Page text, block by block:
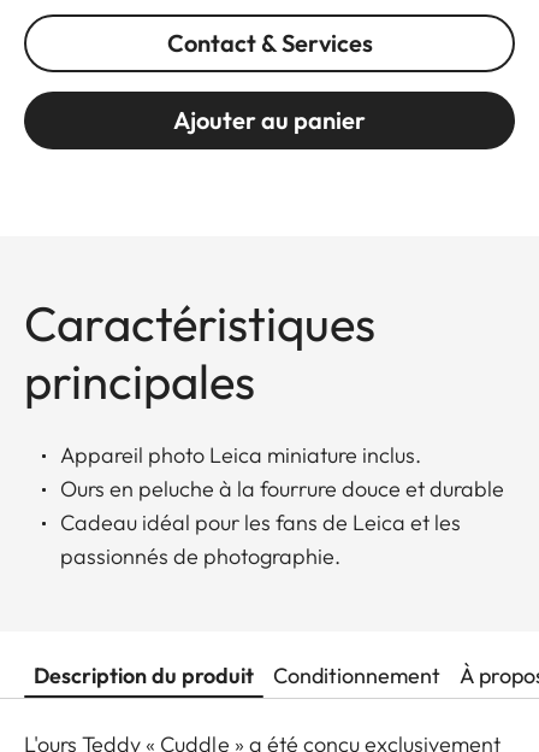
Contact & Services
Ajouter au panier
Caractéristiques
principales
Appareil photo Leica miniature inclus.
Ours en peluche à la fourrure douce et durable
Cadeau idéal pour les fans de Leica et les
passionnés de photographie.
Description du produit Conditionnement À
L'ours Teddy « Cuddle » a été conçu exclusivement